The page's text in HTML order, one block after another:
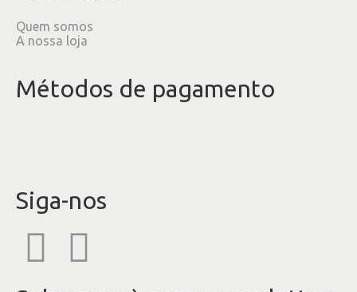
Quem somos
A nossa loja
Métodos de pagamento
Siga-nos